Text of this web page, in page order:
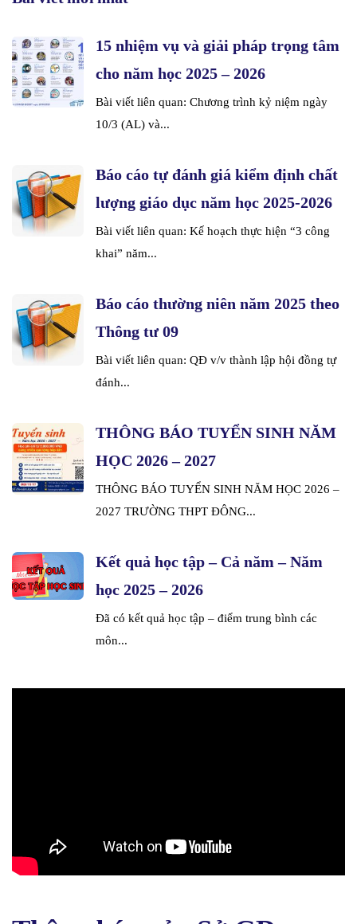
15 nhiệm vụ và giải pháp trọng tâm
cho năm học 2025 – 2026
Bài viết liên quan: Chương trình kỷ niệm ngày
10/3 (AL) và...
Báo cáo tự đánh giá kiểm định chất
lượng giáo dục năm học 2025-2026
Bài viết liên quan: Kế hoạch thực hiện “3 công
khai” năm...
Báo cáo thường niên năm 2025 theo
Thông tư 09
Bài viết liên quan: QĐ v/v thành lập hội đồng tự
đánh...
THÔNG BÁO TUYỂN SINH NĂM
HỌC 2026 – 2027
THÔNG BÁO TUYỂN SINH NĂM HỌC 2026 –
2027 TRƯỜNG THPT ĐÔNG...
Kết quả học tập – Cả năm – Năm
học 2025 – 2026
Đã có kết quả học tập – điểm trung bình các
môn...